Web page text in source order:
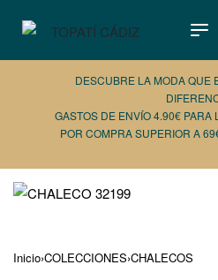
DESCUBRE LA MODA QUE
GASTOS DE ENVÍO 4.90€ PARA
POR COMPRA SUPERIOR A
Inicio›COLECCIONES›CHALECOS